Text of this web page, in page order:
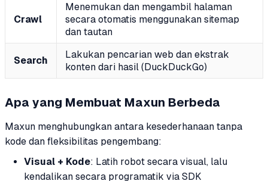
Crawl
Menemukan dan mengambil halaman
secara otomatis menggunakan sitemap
dan tautan
Search
Lakukan pencarian web dan ekstrak
konten dari hasil (DuckDuckGo)
Apa yang Membuat Maxun Berbeda
Maxun menghubungkan antara kesederhanaan tanpa
kode dan fleksibilitas pengembang:
Visual + Kode: Latih robot secara visual, lalu
kendalikan secara programatik via SDK